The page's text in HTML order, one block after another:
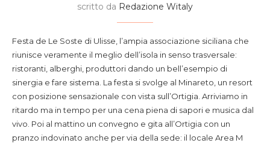
scritto da Redazione Witaly
Festa de Le Soste di Ulisse, l’ampia associazione siciliana che
riunisce veramente il meglio dell’isola in senso trasversale:
ristoranti, alberghi, produttori dando un bell’esempio di
sinergia e fare sistema. La festa si svolge al Minareto, un resort
con posizione sensazionale con vista sull’Ortigia. Arriviamo in
ritardo ma in tempo per una cena piena di sapori e musica dal
vivo. Poi al mattino un convegno e gita all’Ortigia con un
pranzo indovinato anche per via della sede: il locale Area M